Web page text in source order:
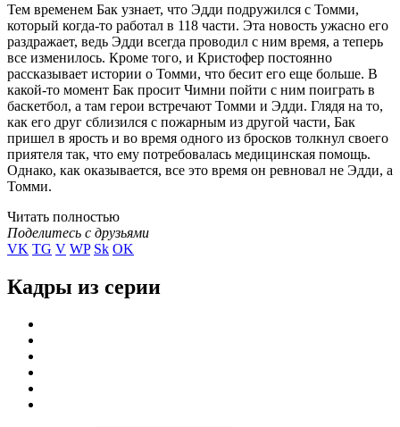
Тем временем Бак узнает, что Эдди подружился с Томми,
который когда-то работал в 118 части. Эта новость ужасно его
раздражает, ведь Эдди всегда проводил с ним время, а теперь
все изменилось. Кроме того, и Кристофер постоянно
рассказывает истории о Томми, что бесит его еще больше. В
какой-то момент Бак просит Чимни пойти с ним поиграть в
баскетбол, а там герои встречают Томми и Эдди. Глядя на то,
как его друг сблизился с пожарным из другой части, Бак
пришел в ярость и во время одного из бросков толкнул своего
приятеля так, что ему потребовалась медицинская помощь.
Однако, как оказывается, все это время он ревновал не Эдди, а
Томми.
Читать полностью
Поделитесь с друзьями
VK TG V WP Sk OK
Кадры из серии